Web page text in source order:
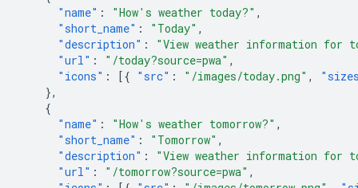
"name" : "How's weather today?" ,
"short_name" : "Today" ,
"description" :
"View weather information for
"url" : "/today?source=pwa" ,
"icons" : [{ "src" : "/images/today.png" ,
},
{
"name" : "How's weather tomorrow?" ,
"short_name" : "Tomorrow" ,
"description" :
"View weather information for
"url" : "/tomorrow?source=pwa" ,